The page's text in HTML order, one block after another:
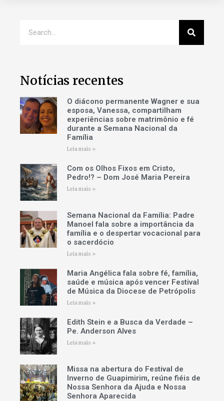
Notícias recentes
O diácono permanente Wagner e sua
esposa, Vanessa, compartilham
experiências sobre matrimônio e fé
durante a Semana Nacional da
Família
Leia mais »
Com os Olhos Fixos em Cristo,
Pedro!? – Dom José Maria Pereira
Leia mais »
Semana Nacional da Família: Padre
Manoel fala sobre a importância da
família e o despertar vocacional para
o sacerdócio
Leia mais »
Maria Angélica fala sobre fé, família,
saúde e música após vencer Festival
de Música da Diocese de Petrópolis
Leia mais »
Edith Stein e a Busca da Verdade –
Pe. Anderson Alves
Leia mais »
Missa na abertura do Festival de
Inverno de Guapimirim, reúne fiéis de
Nossa Senhora da Ajuda e Nossa
Senhora Aparecida